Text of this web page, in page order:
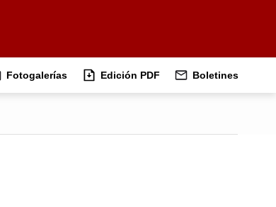
Fotogalerías Edición PDF Boletines